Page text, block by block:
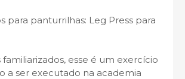
para panturrilhas: Leg Press para
familiarizados, esse é um exercício
a ser executado na academia